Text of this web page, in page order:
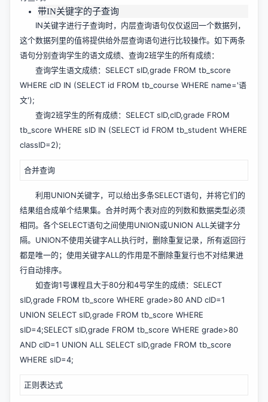
带IN关键字的子查询
IN关键字进行子查询时，内层查询语句仅仅返回一个数据列，
这个数据列里的值将提供给外层查询语句进行比较操作。如下两条
语句分别查询学生的语文成绩、查询2班学生的所有成绩：
查询学生语文成绩：SELECT sID,grade FROM tb_score
WHERE cID IN (SELECT id FROM tb_course WHERE name='语
文');
查询2班学生的所有成绩：SELECT sID,cID,grade FROM
tb_score WHERE sID IN (SELECT id FROM tb_student WHERE
classID=2);
合并查询
利用UNION关键字，可以给出多条SELECT语句，并将它们的
结果组合成单个结果集。合并时两个表对应的列数和数据类型必须
相同。各个SELECT语句之间使用UNION或UNION ALL关键字分
隔。UNION不使用关键字ALL执行时，删除重复记录，所有返回行
都是唯一的；使用关键字ALL的作用是不删除重复行也不对结果进
行自动排序。
如查询1号课程且大于80分和4号学生的成绩：SELECT
sID,grade FROM tb_score WHERE grade>80 AND cID=1
UNION SELECT sID,grade FROM tb_score WHERE
sID=4;SELECT sID,grade FROM tb_score WHERE grade>80
AND cID=1 UNION ALL SELECT sID,grade FROM tb_score
WHERE sID=4;
正则表达式